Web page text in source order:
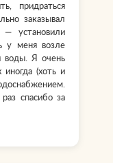
придраться
заказывал
установили
у меня возле
воды. Я очень
(хоть и
спасибо за